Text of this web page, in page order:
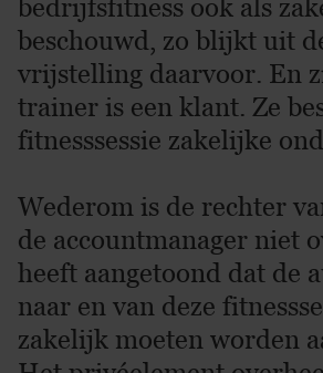
bedrijfsfitness ook als
beschouwd, zo blijkt uit
vrijstelling daarvoor. En
trainer is een klant. Ze
fitnesssessie zakelijke
Wederom is de rechter
de accountmanager niet
heeft aangetoond dat de
naar en van deze
zakelijk moeten worden